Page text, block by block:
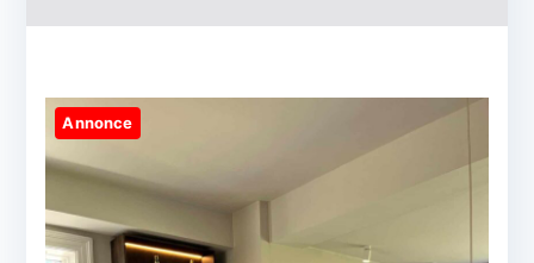
Annonce